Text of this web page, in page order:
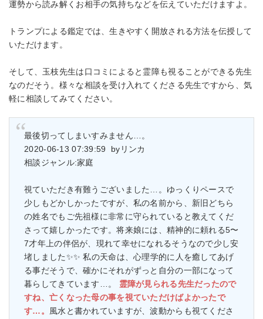
運勢から読み解くお相手の気持ちなどを伝えていただけますよ。
トランプによる鑑定では、生きやすく開放される方法を伝授して
いただけます。
そして、玉枝先生は口コミによると霊障も視ることができる先生
なのだそう。様々な相談を受け入れてくださる先生ですから、気
軽に相談してみてください。
最後切ってしまいすみません…。
2020-06-13 07:39:59 byリンカ
相談ジャンル:家庭
視ていただき有難うございました…。ゆっくりペースで
少しもどかしかったですが、私の名前から、新旧どちら
の姓名でもご先祖様に非常に守られていると教えてくだ
さって嬉しかったです。将来娘には、精神的に頼れる5〜
7才年上の伴侶が、現れて幸せになれるそうなので少し安
堵しました✨✨ 私の天命は、心理学的に人を癒してあげ
る事だそうで、確かにそれがずっと自分の一部になって
暮らしてきています…。 霊障が見られる先生だったので
すね、亡くなった母の事を視ていただけばよかったで
す…。 風水と書かれていますが、波動からも視てくださ